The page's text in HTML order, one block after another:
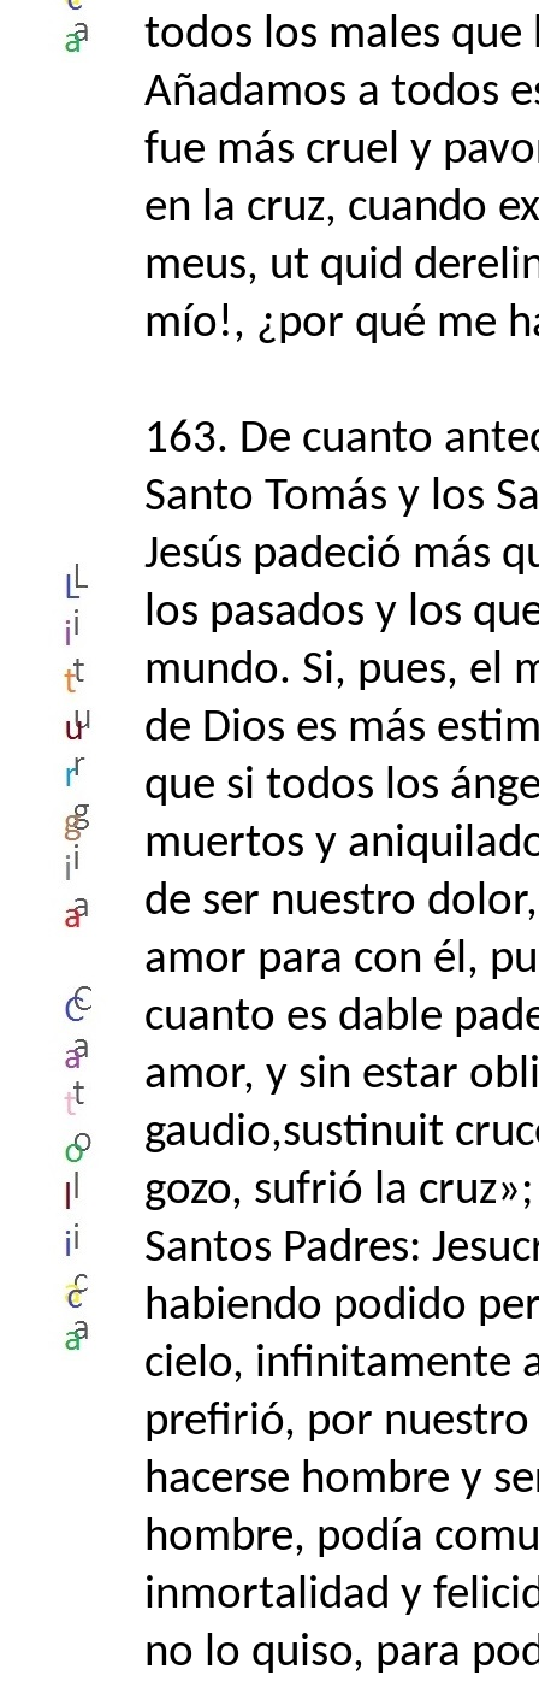
todos los males
Añadamos a todos
fue más cruel y
en la cruz, cuando
meus, ut quid
mío!, ¿por qué me
163. De cuanto
Santo Tomás y los
Jesús padeció más
los pasados y los
mundo. Si, pues, el
de Dios es más
que si todos los
muertos y
de ser nuestro
amor para con él,
cuanto es dable
amor, y sin estar
gaudio,sustinuit
gozo, sufrió la
Santos Padres:
habiendo podido
cielo, infinitamente
prefirió, por
hacerse hombre y
hombre, podía
inmortalidad y
no lo quiso, para